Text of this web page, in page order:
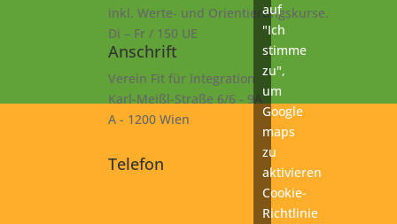
inkl. Werte- und Orientierungskurse.
Di – Fr / 150 UE
Anschrift
Verein Fit für Integration
Karl-Meißl-Straße 6/6 - 9A
A - 1200 Wien
Telefon
auf
"Ich
stimme
zu",
um
Google
maps
zu
aktivieren
Cookie-
Richtlinie